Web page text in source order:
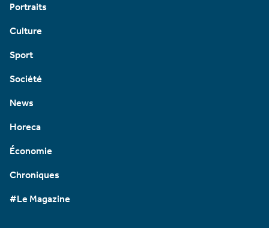
Portraits
Culture
Sport
Société
News
Horeca
Économie
Chroniques
#Le Magazine